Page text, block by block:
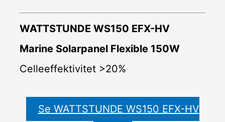
WATTSTUNDE WS150 EFX-HV
Marine Solarpanel Flexible 150W
Celleeffektivitet >20%
Se WATTSTUNDE WS150 EFX-HV